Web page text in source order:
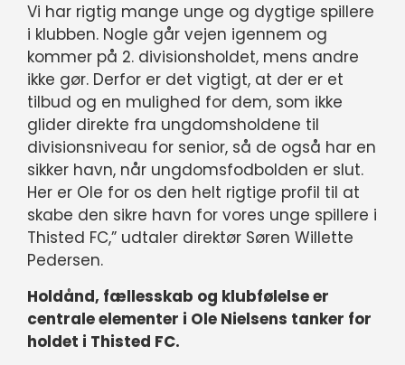
Vi har rigtig mange unge og dygtige spillere
i klubben. Nogle går vejen igennem og
kommer på 2. divisionsholdet, mens andre
ikke gør. Derfor er det vigtigt, at der er et
tilbud og en mulighed for dem, som ikke
glider direkte fra ungdomsholdene til
divisionsniveau for senior, så de også har en
sikker havn, når ungdomsfodbolden er slut.
Her er Ole for os den helt rigtige profil til at
skabe den sikre havn for vores unge spillere i
Thisted FC,” udtaler direktør Søren Willette
Pedersen.
Holdånd, fællesskab og klubfølelse er
centrale elementer i Ole Nielsens tanker for
holdet i Thisted FC.